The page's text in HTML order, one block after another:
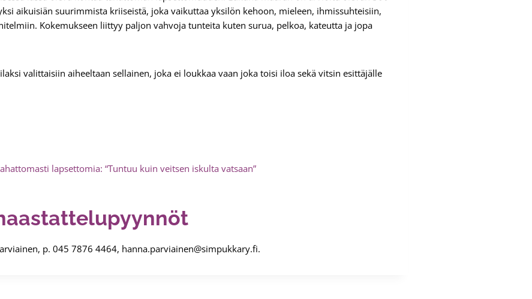
aikuisiän suurimmista kriiseistä, joka vaikuttaa yksilön kehoon, mieleen, ihmissuhteisiin,
Kokemukseen liittyy paljon vahvoja tunteita kuten surua, pelkoa, kateutta ja jopa
valittaisiin aiheeltaan sellainen, joka ei loukkaa vaan joka toisi iloa sekä vitsin esittäjälle
lapsettomia: “Tuntuu kuin veitsen iskulta vatsaan”
p. 045 7876 4464, hanna.parviainen@simpukkary.fi.